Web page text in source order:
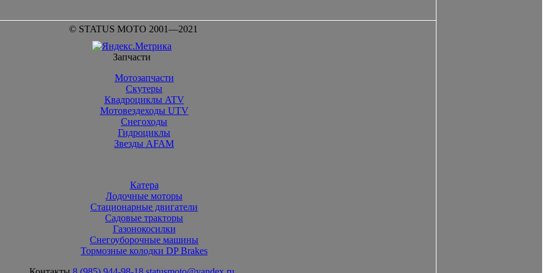
© STATUS MOTO 2001—2021
Запчасти
Мотозапчасти
Скутеры
Квадроциклы ATV
Мотовездеходы UTV
Снегоходы
Гидроциклы
Звезды AFAM
Катера
Лодочные моторы
Стационарные двигатели
Садовые тракторы
Газонокосилки
Снегоуборочные машины
Тормозные колодки DP Brakes